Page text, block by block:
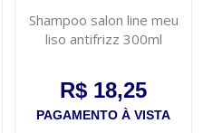
Shampoo salon line meu
liso antifrizz 300ml
R$ 18,25
PAGAMENTO À VISTA